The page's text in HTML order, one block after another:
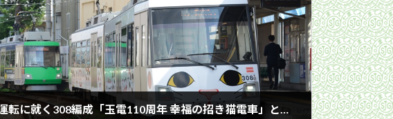
初の営業運転に就く308編成「玉電110周年 幸福の招き猫電車」と車両交換用ホームに到着する304編成「住友不動産販売」／2017年9月25日 上町駅